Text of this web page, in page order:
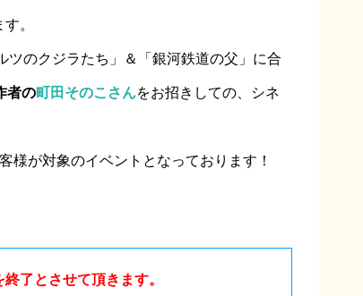
。
ツのクジラたち」＆「銀河鉄道の父」に合
者の町田そのこさんをお招きしての、シネ
様が対象のイベントとなっております！
了とさせて頂きます。